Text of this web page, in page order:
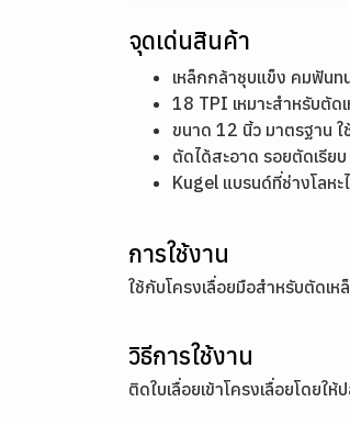
จุดเด่นสินค้า
เหล็กกล้าชุบแข็ง คมฟันท
18 TPI เหมาะสำหรับตัด
ขนาด 12 นิ้ว มาตรฐาน ใ
ตัดได้สะอาด รอยตัดเรีย
Kugel แบรนด์ที่ช่างโลหะ
การใช้งาน
ใช้กับโครงเลื่อยมือสำหรับตัดเห
วิธีการใช้งาน
ติดใบเลื่อยเข้าโครงเลื่อยโดย